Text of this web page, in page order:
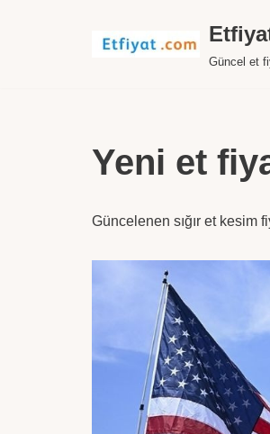
Güncel et
Yeni et
Güncelenen sığır et kesim